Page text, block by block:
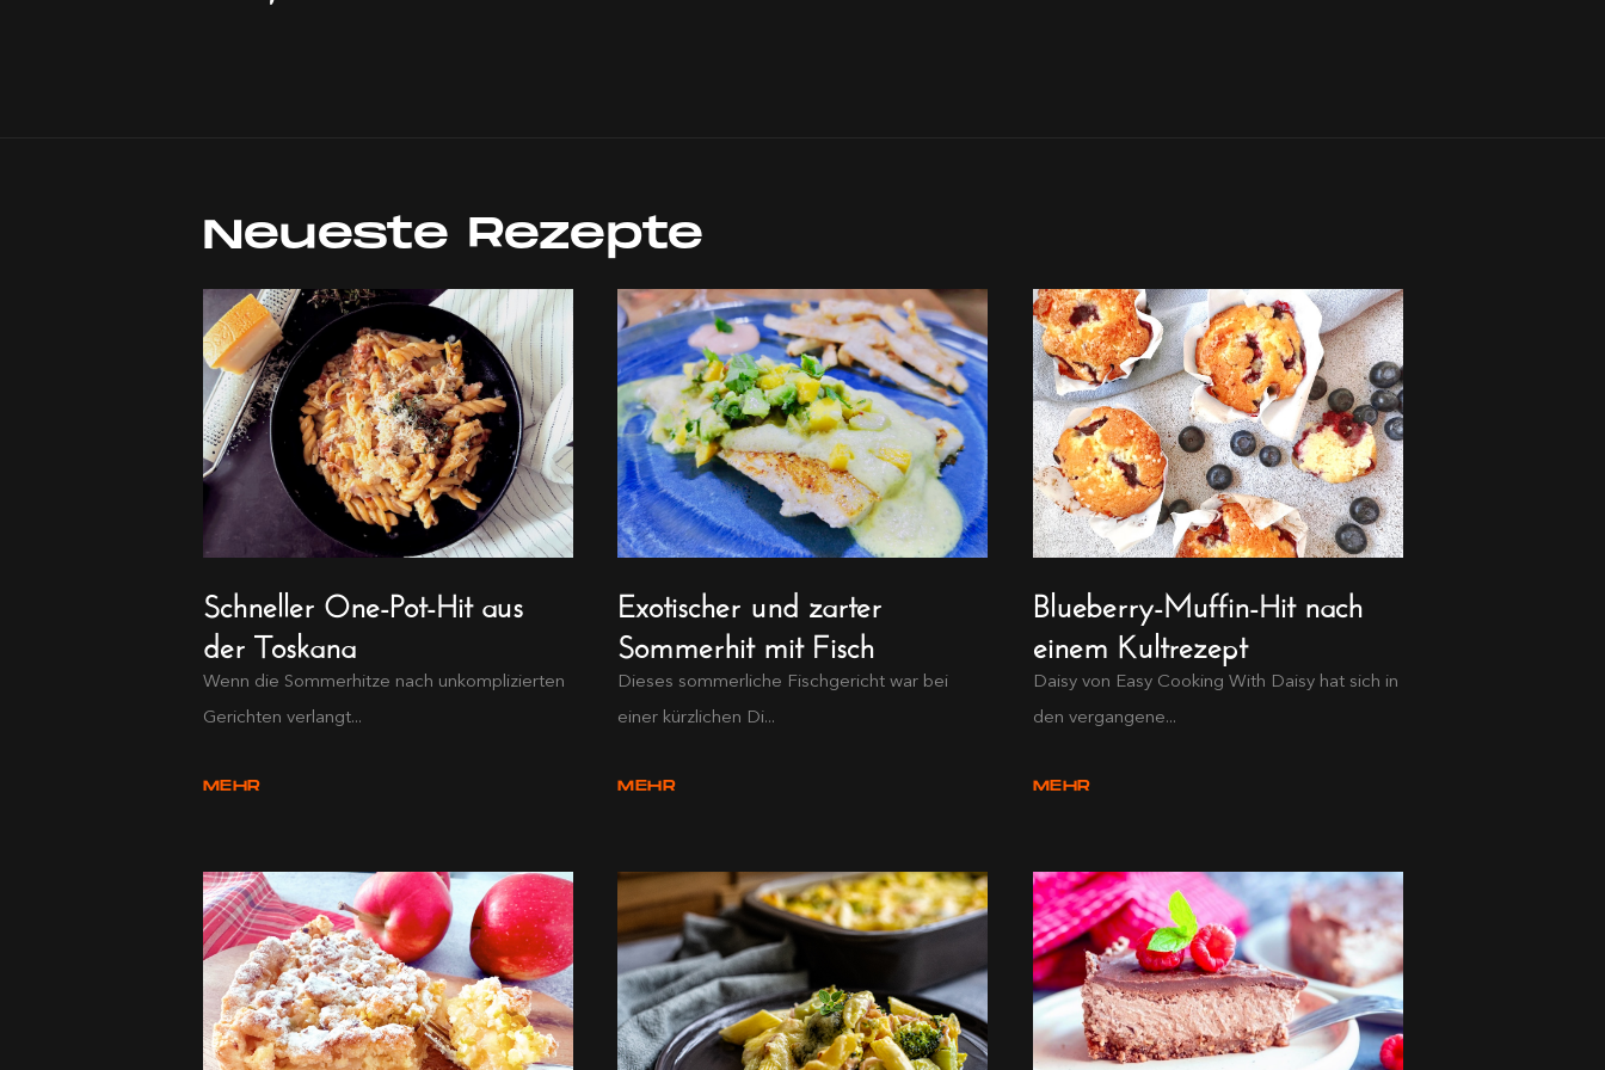
Neueste Rezepte
Schneller One-Pot-Hit aus
der Toskana
Wenn die Sommerhitze nach unkomplizierten
Gerichten verlangt...
MEHR
Exotischer und zarter
Sommerhit mit Fisch
Dieses sommerliche Fischgericht war bei
einer kürzlichen Di...
MEHR
Blueberry-Muffin-Hit nach
einem Kultrezept
Daisy von Easy Cooking With Daisy hat sich in
den vergangene...
MEHR